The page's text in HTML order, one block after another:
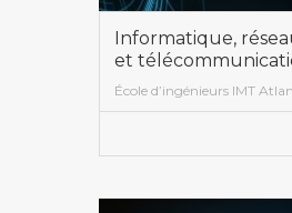
Informatique,
et
École d’ingénieurs IMT